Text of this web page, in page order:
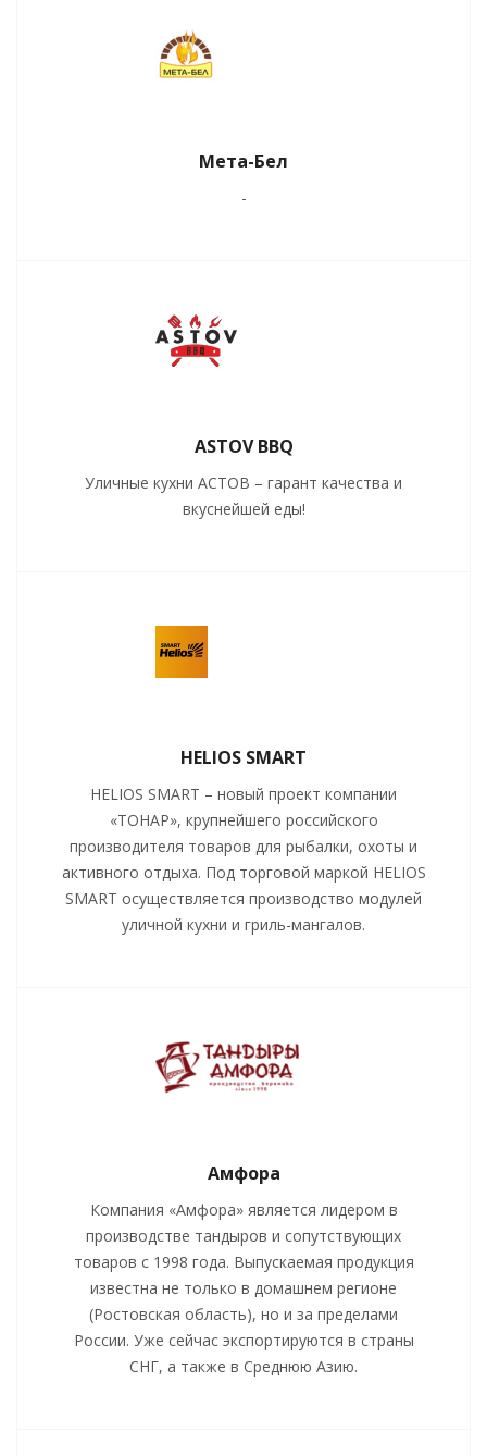
Мета-Бел
-
ASTOV BBQ
Уличные кухни АСТОВ – гарант качества и
вкуснейшей еды!
HELIOS SMART
HELIOS SMART – новый проект компании
«ТОНАР», крупнейшего российского
производителя товаров для рыбалки, охоты и
активного отдыха. Под торговой маркой HELIOS
SMART осуществляется производство модулей
уличной кухни и гриль-мангалов.
Амфора
Компания «Амфора» является лидером в
производстве тандыров и сопутствующих
товаров с 1998 года. Выпускаемая продукция
известна не только в домашнем регионе
(Ростовская область), но и за пределами
России. Уже сейчас экспортируются в страны
СНГ, а также в Среднюю Азию.